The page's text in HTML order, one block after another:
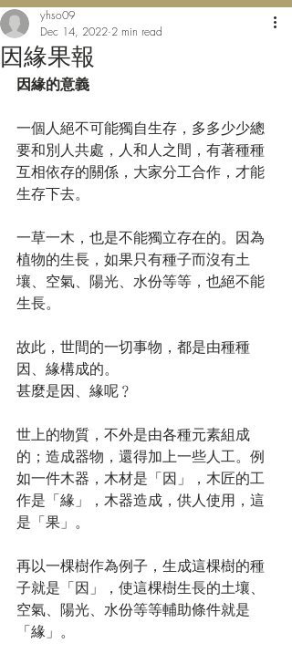
因緣果報
yhso09
Dec 14, 2022 2 min read
因緣的意義
一個人絕不可能獨自生存，多多少少總
要和別人共處，人和人之間，有著種種
互相依存的關係，大家分工合作，才能
生存下去。
一草一木，也是不能獨立存在的。因為
植物的生長，如果只有種子而沒有土
壤、空氣、陽光、水份等等，也絕不能
生長。
故此，世間的一切事物，都是由種種
因、緣構成的。
甚麼是因、緣呢﹖
世上的物質，不外是由各種元素組成
的；造成器物，還得加上一些人工。例
如一件木器，木材是「因」，木匠的工
作是「緣」，木器造成，供人使用，這
是「果」。
再以一棵樹作為例子，生成這棵樹的種
子就是「因」，使這棵樹生長的土壤、
空氣、陽光、水份等等輔助條件就是
「緣」。